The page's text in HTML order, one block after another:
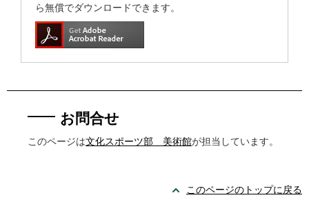
ら無償でダウンロードできます。
お問合せ
このページは文化スポーツ部 美術館が担当しています。
このページのトップに戻る